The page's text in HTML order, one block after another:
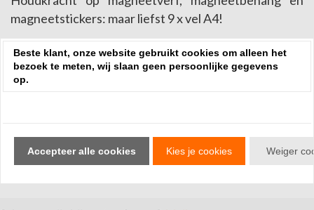
magneetstickers: maar liefst 9 x vel A4!
Sorteren op:
Beste klant, onze website gebruikt cookies om alleen het
bezoek te meten, wij slaan geen persoonlijke gegevens
op.
Accepteer alle cookies Kies je cookies Weiger